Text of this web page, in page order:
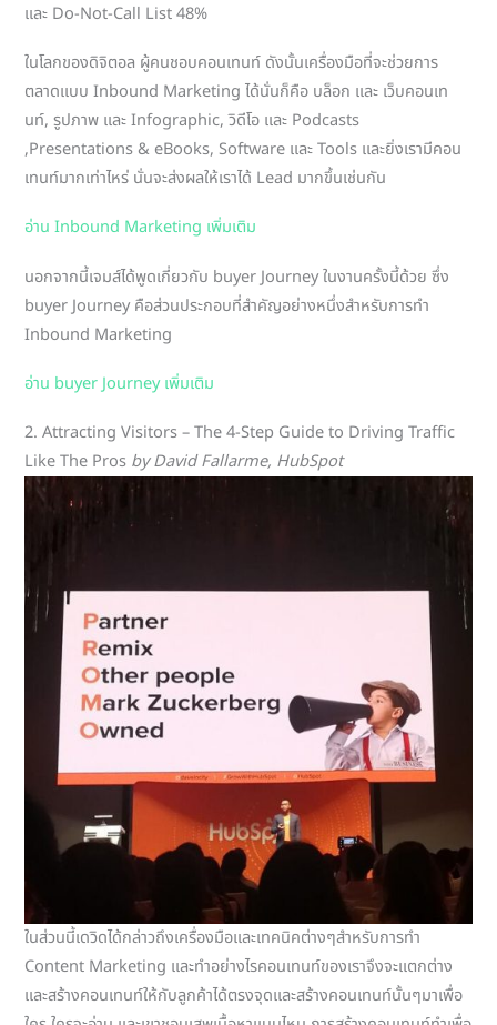
และ Do-Not-Call List 48%
ในโลกของดิจิตอล ผู้คนชอบคอนเทนท์ ดังนั้นเครื่องมือที่จะช่วยการ
ตลาดแบบ Inbound Marketing ได้นั่นก็คือ บล็อก และ เว็บคอนเท
นท์, รูปภาพ และ Infographic, วิดีโอ และ Podcasts
,Presentations & eBooks, Software และ Tools และยิ่งเรามีคอน
เทนท์มากเท่าไหร่ นั่นจะส่งผลให้เราได้ Lead มากขึ้นเช่นกัน
อ่าน Inbound Marketing เพิ่มเติม
นอกจากนี้เจมส์ได้พูดเกี่ยวกับ buyer Journey ในงานครั้งนี้ด้วย ซึ่ง
buyer Journey คือส่วนประกอบที่สำคัญอย่างหนึ่งสำหรับการทำ
Inbound Marketing
อ่าน buyer Journey เพิ่มเติม
2. Attracting Visitors – The 4-Step Guide to Driving Traffic
Like The Pros by David Fallarme, HubSpot
ในส่วนนี้เดวิดได้กล่าวถึงเครื่องมือและเทคนิคต่างๆสำหรับการทำ
Content Marketing และทำอย่างไรคอนเทนท์ของเราจึงจะแตกต่าง
และสร้างคอนเทนท์ให้กับลูกค้าได้ตรงจุดและสร้างคอนเทนท์นั้นๆมาเพื่อ